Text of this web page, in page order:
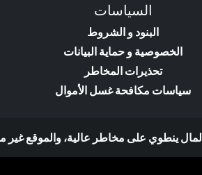
السياسات
البنود و الشروط
الخصوصية و حماية البيانات
تحذيرات المخاطر
سياسات مكافحة غسل الأموال
ينطوي على مخاطر عالية، والموقع غير